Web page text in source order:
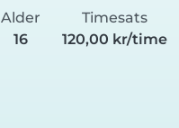
Alder
16
Timesats
120,00 kr/time